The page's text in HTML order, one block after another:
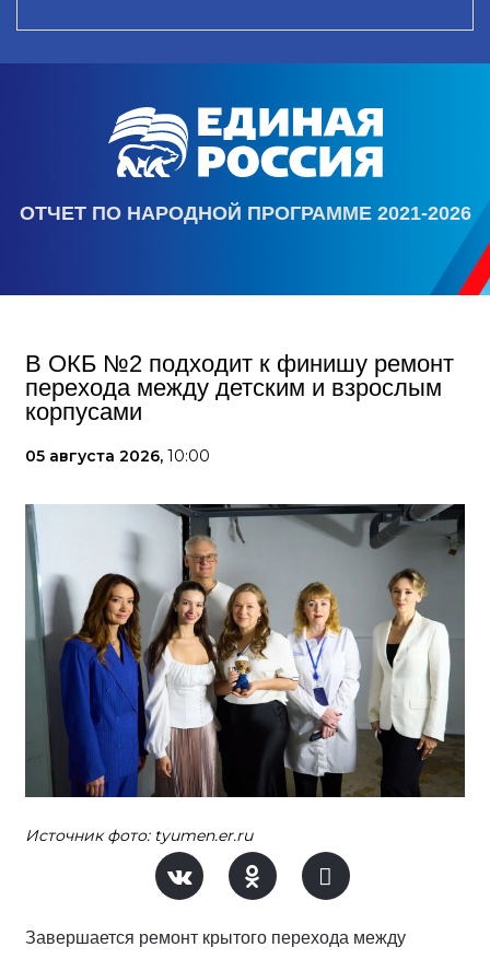
ОТЧЕТ ПО НАРОДНОЙ ПРОГРАММЕ 2021-2026
В ОКБ №2 подходит к финишу ремонт
перехода между детским и взрослым
корпусами
05 августа 2026, 10:00
Источник фото: tyumen.er.ru
Завершается ремонт крытого перехода между